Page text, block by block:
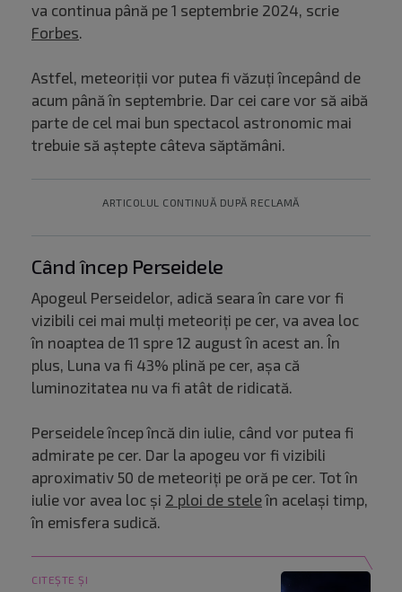
va continua până pe 1 septembrie 2024, scrie
Forbes.
Astfel, meteoriții vor putea fi văzuți începând de
acum până în septembrie. Dar cei care vor să aibă
parte de cel mai bun spectacol astronomic mai
trebuie să aștepte câteva săptămâni.
ARTICOLUL CONTINUĂ DUPĂ RECLAMĂ
Când încep Perseidele
Apogeul Perseidelor, adică seara în care vor fi
vizibili cei mai mulți meteoriți pe cer, va avea loc
în noaptea de 11 spre 12 august în acest an. În
plus, Luna va fi 43% plină pe cer, așa că
luminozitatea nu va fi atât de ridicată.
Perseidele încep încă din iulie, când vor putea fi
admirate pe cer. Dar la apogeu vor fi vizibili
aproximativ 50 de meteoriți pe oră pe cer. Tot în
iulie vor avea loc și 2 ploi de steleîn același timp,
în emisfera sudică.
CITEȘTE ȘI